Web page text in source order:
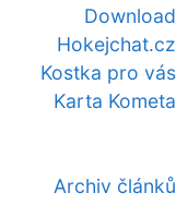
Download
Hokejchat.cz
Kostka pro vás
Karta Kometa
Archiv článků